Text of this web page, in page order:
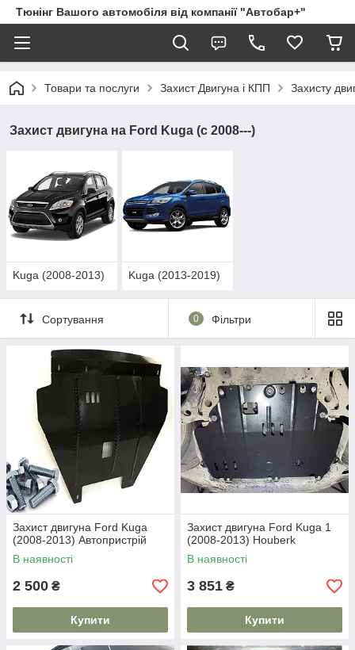
Тюнінг Вашого автомобіля від компанії "Автобар+"
Товари та послуги Захист Двигуна і КПП Захисту
Захист двигуна на Ford Kuga (c 2008---)
Kuga (2008-2013) Kuga (2013-2019)
Сортування 0 Фільтри
Захист двигуна Ford Kuga
(2008-2013) Автопристрій
В наявності
2 500 ₴
Купити
Захист двигуна Ford Kuga 1
(2008-2013) Houberk
В наявності
3 851 ₴
Купити